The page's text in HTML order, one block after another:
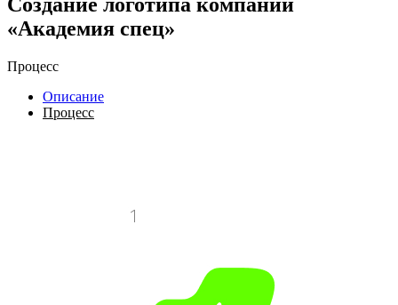
«Академия спец»
Процесс
Описание
Процесс